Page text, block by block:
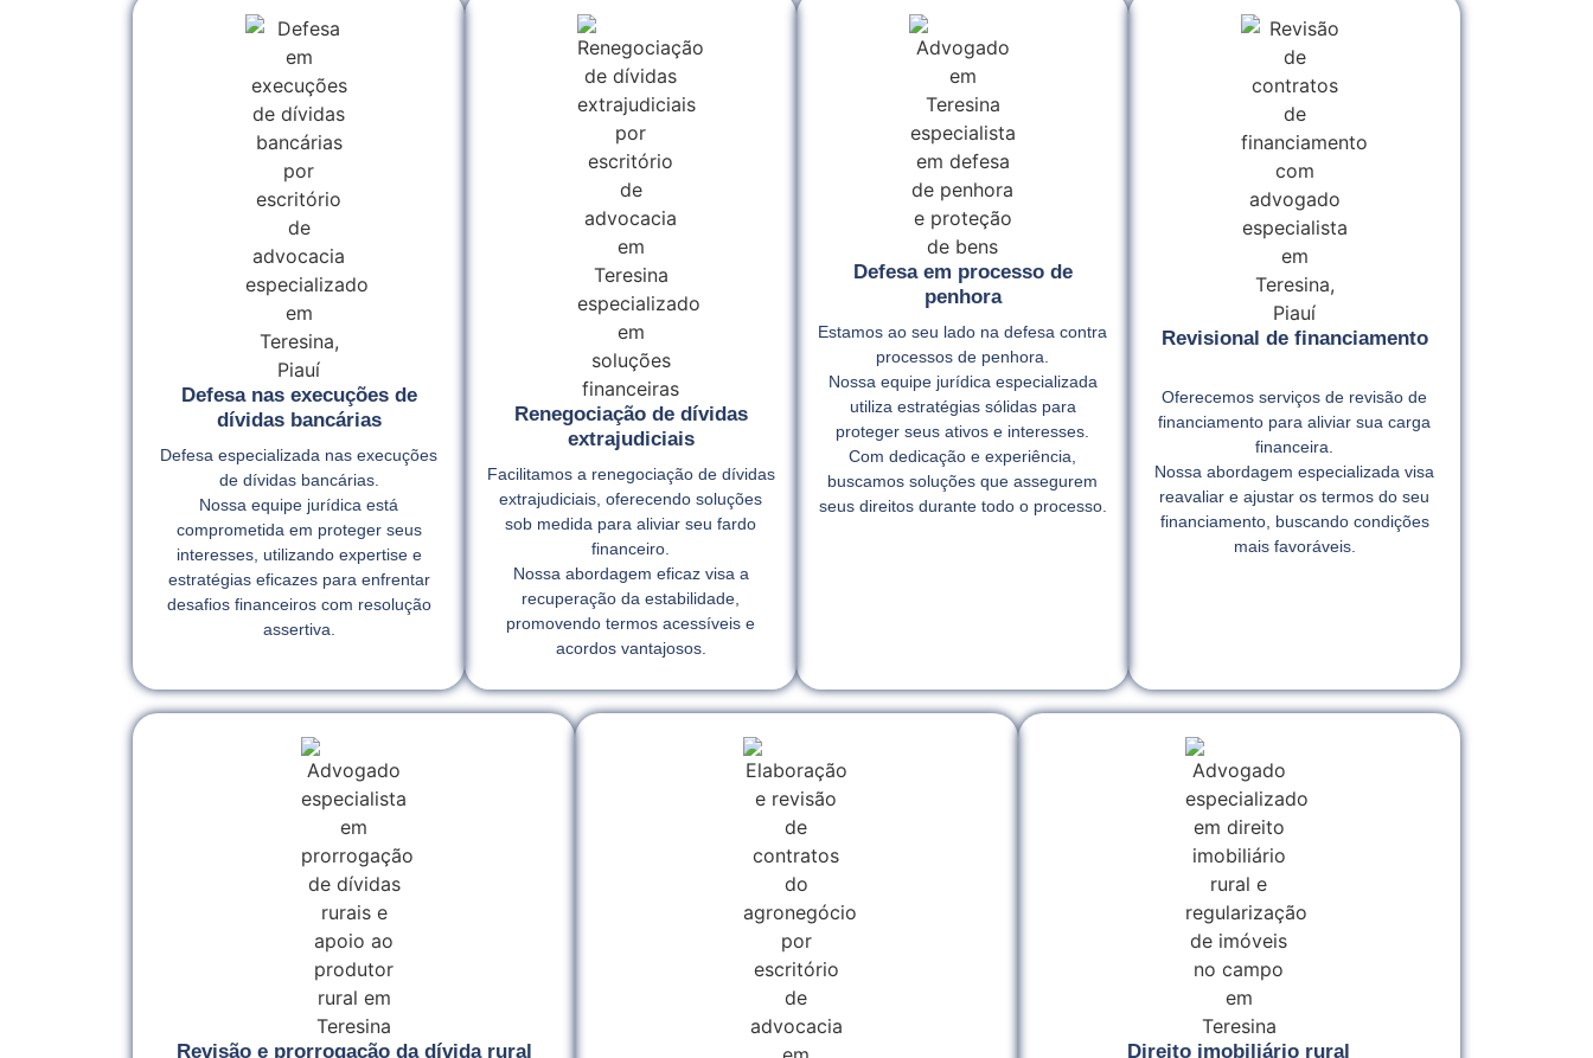
Defesa nas execuções de
dívidas bancárias
Defesa especializada nas execuções
de dívidas bancárias.
Nossa equipe jurídica está
comprometida em proteger seus
interesses, utilizando expertise e
estratégias eficazes para enfrentar
desafios financeiros com resolução
assertiva.
Renegociação de dívidas
extrajudiciais
Facilitamos a renegociação de dívidas
extrajudiciais, oferecendo soluções
sob medida para aliviar seu fardo
financeiro.
Nossa abordagem eficaz visa a
recuperação da estabilidade,
promovendo termos acessíveis e
acordos vantajosos.
Defesa em processo de
penhora
Estamos ao seu lado na defesa contra
processos de penhora.
Nossa equipe jurídica especializada
utiliza estratégias sólidas para
proteger seus ativos e interesses.
Com dedicação e experiência,
buscamos soluções que assegurem
seus direitos durante todo o processo.
Revisional de financiamento
Oferecemos serviços de revisão de
financiamento para aliviar sua carga
financeira.
Nossa abordagem especializada visa
reavaliar e ajustar os termos do seu
financiamento, buscando condições
mais favoráveis.
Revisão e prorrogação da dívida rural Direito imobiliário rural